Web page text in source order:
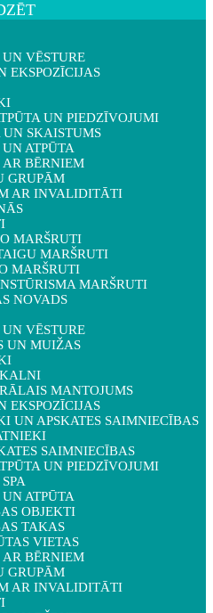
VĒSTURE
EKSPOZĪCIJAS
UN PIEDZĪVOJUMI
SKAISTUMS
ATPŪTA
BĒRNIEM
GRUPĀM
AR INVALIDITĀTI
MARŠRUTI
MARŠRUTI
MARŠRUTI
MARŠRUTI
NOVADS
VĒSTURE
UN MUIŽAS
MANTOJUMS
EKSPOZĪCIJAS
UN APSKATES SAIMNIECĪBAS
SAIMNIECĪBAS
UN PIEDZĪVOJUMI
ATPŪTA
OBJEKTI
TAKAS
VIETAS
BĒRNIEM
GRUPĀM
AR INVALIDITĀTI